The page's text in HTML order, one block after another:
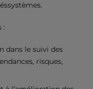
:
dans le suivi des
risques,